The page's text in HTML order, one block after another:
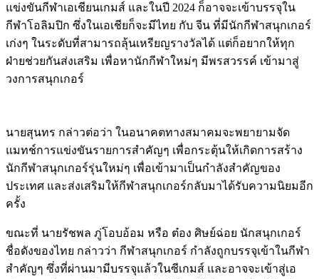
แข่งขันกีฬาเอเชียนเกมส์ และในปี 2024 ก็อาจจะเข้าบรรจุใน
กีฬาโอลิมปิก ซึ่งในเอเชียก็จะมีไทย กับ จีน ที่มีนักกีฬาสนุกเกอร์
เก่งๆ ในระดับที่สามารถลุ้นเหรียญรางวัลได้ แต่ก็อยากให้ทุก
ฝ่ายช่วยกันส่งเสริม เพื่อหานักกีฬาใหม่ๆ มีพรสวรรค์ เข้ามาสู่
วงการสนุกเกอร์
นายสุนทร กล่าวต่อว่า ในอนาคตทางสมาคมจะพยายามจัด
แมทช์การแข่งขันรายการสำคัญๆ เพื่อกระตุ้นให้เกิดการสร้าง
นักกีฬาสนุกเกอร์รุ่นใหม่ๆ เพื่อเข้ามาเป็นกำลังสำคัญของ
ประเทศ และส่งเสริมให้กีฬาสนุกเกอร์กลับมาได้รับความนิยมอีก
ครั้ง
ขณะที่ นายรัชพล ภู่โอบอ้อม หรือ ต๋อง ศิษย์ฉ่อย นักสนุกเกอร์
ชื่อดังของไทย กล่าวว่า กีฬาสนุกเกอร์ กำลังถูกบรรจุเข้าในกีฬา
สำคัญๆ ซึ่งที่ผ่านมามีบรรจุแล้วในซีเกมส์ และอาจจะเข้าสู่เอ